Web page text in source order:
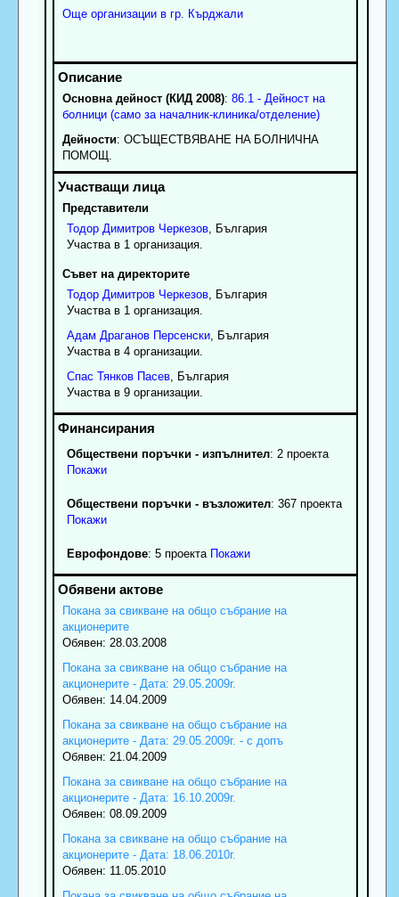
Още организации в гр. Кърджали
Основна дейност (КИД 2008): 86.1 - Дейност на
болници (само за началник-клиника/отделение)
Дейности: OCЪЩECTBЯBAHE HA БOЛHИЧHA
ПOMOЩ.
Представители
Тодор Димитров Черкезов, България
Участва в 1 организация.
Съвет на директорите
Тодор Димитров Черкезов, България
Участва в 1 организация.
Адам Драганов Персенски, България
Участва в 4 организации.
Спас Тянков Пасев, България
Участва в 9 организации.
Обществени поръчки - изпълнител: 2 проекта
Покажи
Обществени поръчки - възложител: 367 проекта
Покажи
Еврофондове: 5 проекта Покажи
Покана за свикване на общо събрание на
акционерите
Обявен: 28.03.2008
Покана за свикване на общо събрание на
акционерите - Дата: 29.05.2009г.
Обявен: 14.04.2009
Покана за свикване на общо събрание на
акционерите - Дата: 29.05.2009г. - с допъ
Обявен: 21.04.2009
Покана за свикване на общо събрание на
акционерите - Дата: 16.10.2009г.
Обявен: 08.09.2009
Покана за свикване на общо събрание на
акционерите - Дата: 18.06.2010г.
Обявен: 11.05.2010